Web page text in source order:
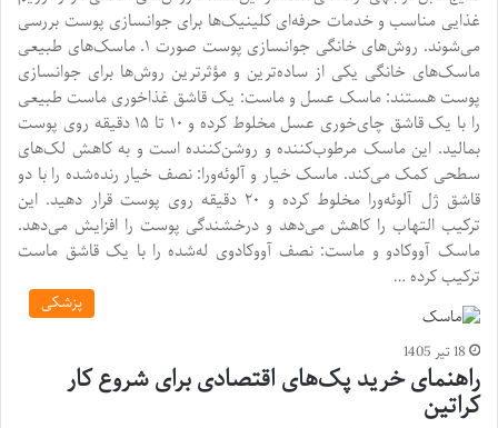
غذایی مناسب و خدمات حرفه‌ای کلینیک‌ها برای جوانسازی پوست بررسی
می‌شوند. روش‌های خانگی جوانسازی پوست صورت ۱. ماسک‌های طبیعی
ماسک‌های خانگی یکی از ساده‌ترین و مؤثرترین روش‌ها برای جوانسازی
پوست هستند: ماسک عسل و ماست: یک قاشق غذاخوری ماست طبیعی
را با یک قاشق چای‌خوری عسل مخلوط کرده و ۱۰ تا ۱۵ دقیقه روی پوست
بمالید. این ماسک مرطوب‌کننده و روشن‌کننده است و به کاهش لک‌های
سطحی کمک می‌کند. ماسک خیار و آلوئه‌ورا: نصف خیار رنده‌شده را با دو
قاشق ژل آلوئه‌ورا مخلوط کرده و ۲۰ دقیقه روی پوست قرار دهید. این
ترکیب التهاب را کاهش می‌دهد و درخشندگی پوست را افزایش می‌دهد.
ماسک آووکادو و ماست: نصف آووکادوی له‌شده را با یک قاشق ماست
ترکیب کرده …
پزشکی
18 تیر 1405
راهنمای خرید پک‌های اقتصادی برای شروع کار
کراتین